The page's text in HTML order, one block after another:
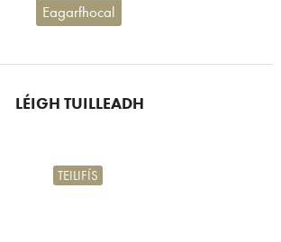
Eagarfhocal
LÉIGH TUILLEADH
TEILIFÍS